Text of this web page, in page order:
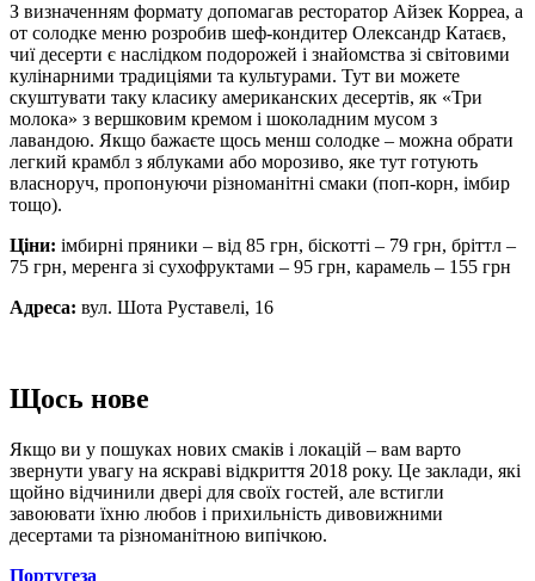
З визначенням формату допомагав ресторатор Айзек Корреа, а
от солодке меню розробив шеф-кондитер Олександр Катаєв,
чиї десерти є наслідком подорожей і знайомства зі світовими
кулінарними традиціями та культурами. Тут ви можете
скуштувати таку класику американских десертів, як «Три
молока» з вершковим кремом і шоколадним мусом з
лавандою. Якщо бажаєте щось менш солодке – можна обрати
легкий крамбл з яблуками або морозиво, яке тут готують
власноруч, пропонуючи різноманітні смаки (поп-корн, імбир
тощо).
Ціни: імбирні пряники – від 85 грн, біскотті – 79 грн, бріттл –
75 грн, меренга зі сухофруктами – 95 грн, карамель – 155 грн
Адреса: вул. Шота Руставелі, 16
Щось нове
Якщо ви у пошуках нових смаків і локацій – вам варто
звернути увагу на яскраві відкриття 2018 року. Це заклади, які
щойно відчинили двері для своїх гостей, але встигли
завоювати їхню любов і прихильність дивовижними
десертами та різноманітною випічкою.
Португеза